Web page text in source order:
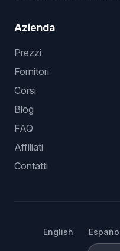
Azienda
Prezzi
Fornitori
Corsi
Blog
FAQ
Affiliati
Contatti
English